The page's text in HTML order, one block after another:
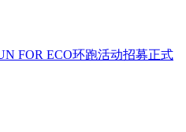
FOR ECO环跑活动招募正式